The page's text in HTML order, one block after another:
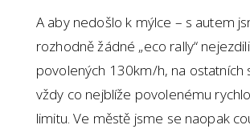
A aby nedošlo k mýlce – s autem
rozhodně žádné „eco rally“
povolených 130km/h, na ostatních
vždy co nejblíže povolenému
limitu. Ve městě jsme se naopak